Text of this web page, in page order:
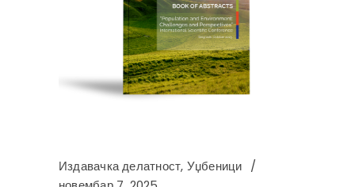
Издавачка делатност, Уџбеници